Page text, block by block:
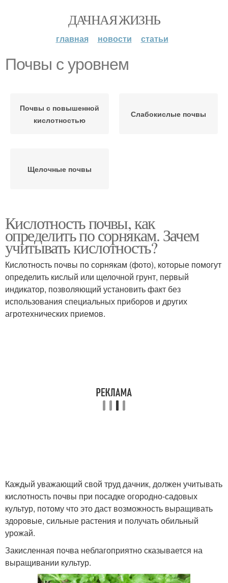
ДАЧНАЯ ЖИЗНЬ
главная новости статьи
Почвы с уровнем
Почвы с повышенной
кислотностью
Слабокислые почвы
Щелочные почвы
Кислотность почвы, как
определить по сорнякам. Зачем
учитывать кислотность?
Кислотность почвы по сорнякам (фото), которые помогут
определить кислый или щелочной грунт, первый
индикатор, позволяющий установить факт без
использования специальных приборов и других
агротехнических приемов.
Каждый уважающий свой труд дачник, должен учитывать
кислотность почвы при посадке огородно-садовых
культур, потому что это даст возможность выращивать
здоровые, сильные растения и получать обильный
урожай.
Закисленная почва неблагоприятно сказывается на
выращивании культур.